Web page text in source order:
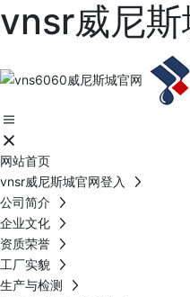
vnsr威尼斯
网站首页
vnsr威尼斯城官网登入
公司简介
企业文化
资质荣誉
工厂实貌
生产与检测